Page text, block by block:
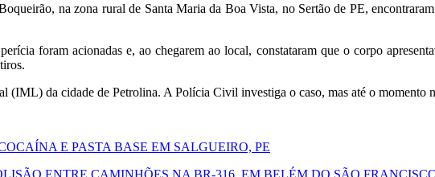
na zona rural de Santa Maria da Boa Vista, no Sertão de PE,
foram acionadas e, ao chegarem ao local, constataram que o corpo
da cidade de Petrolina. A Polícia Civil investiga o caso, mas até o momento
E PASTA BASE EM SALGUEIRO, PE
ENTRE CAMINHÕES NA BR-316, EM BELÉM DO SÃO